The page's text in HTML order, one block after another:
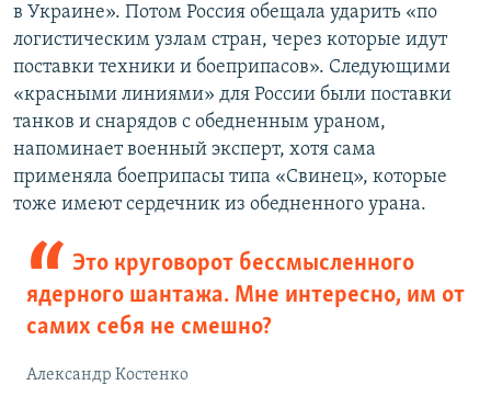
в Украине». Потом Россия обещала ударить «по
логистическим узлам стран, через которые идут
поставки техники и боеприпасов». Следующими
«красными линиями» для России были поставки
танков и снарядов с обедненным ураном,
напоминает военный эксперт, хотя сама
применяла боеприпасы типа «Свинец», которые
тоже имеют сердечник из обедненного урана.
Это круговорот бессмысленного
ядерного шантажа. Мне интересно, им от
самих себя не смешно?
Александр Костенко